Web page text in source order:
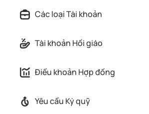
Các loại Tài khoản
Tài khoản Hồi giáo
Điều khoản Hợp đồng
Yêu cầu Ký quỹ